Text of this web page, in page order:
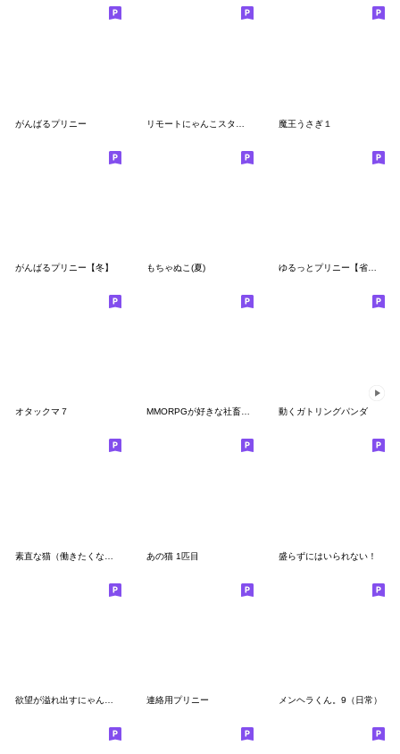
がんばるプリニー 魔王うさぎ１
がんばるプリニー【冬】 もちゃぬこ(夏) ゆるっとプリニー【省スペース】
オタックマ７ MMORPGが好きな社畜向けスタンプ改 動くガトリングパンダ
あの猫 1匹目 盛らずにはいられない！
連絡用プリニー メンヘラくん。9（日常）